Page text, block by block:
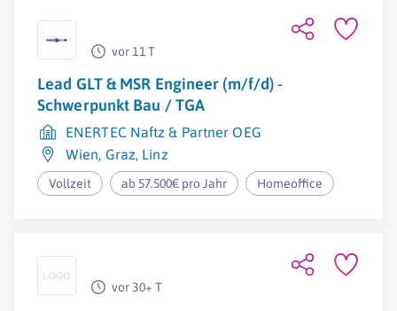
vor 11 T
Lead GLT & MSR Engineer (m/f/d) -
Schwerpunkt Bau / TGA
ENERTEC Naftz & Partner OEG
Wien, Graz, Linz
Vollzeit ab 57.500€ pro Jahr Homeoffice
vor 30+ T